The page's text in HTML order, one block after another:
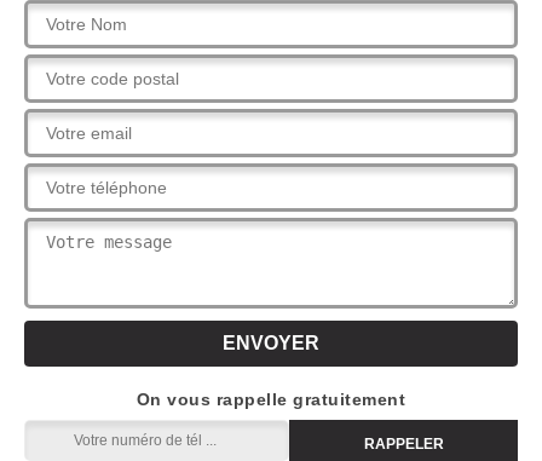
On vous rappelle gratuitement